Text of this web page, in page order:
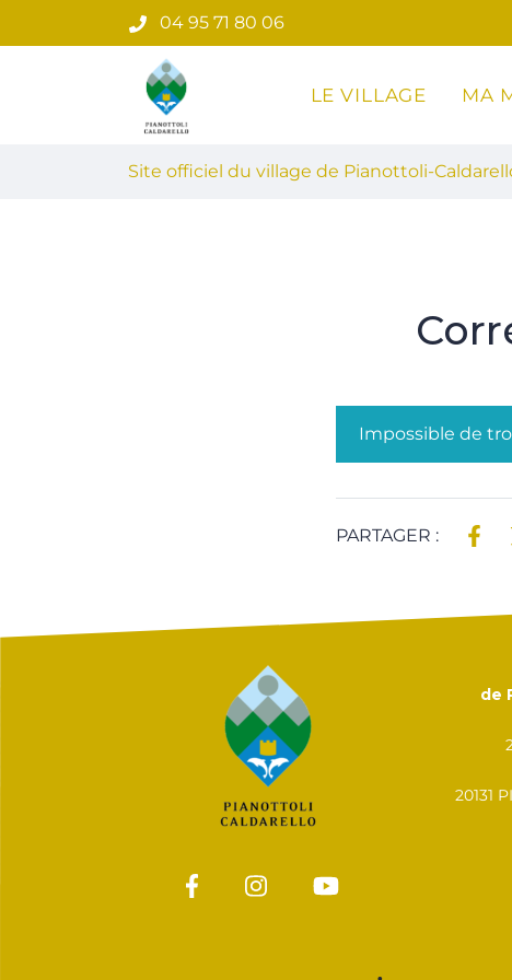
au
04 95 71 80 06
Site officiel du village de
LE VILLAGE MA
Site officiel du village de Pianottoli-
Impossible de
PARTAGER :
de
20131